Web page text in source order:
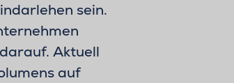
sein.
Aktuell
auf